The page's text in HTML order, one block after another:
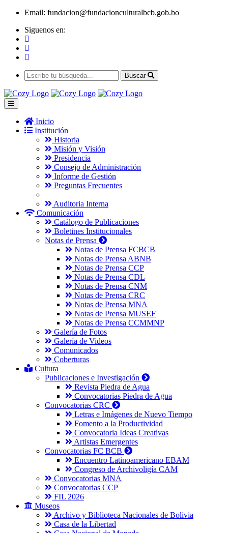
Email: fundacion@fundacionculturalbcb.gob.bo
Siguenos en:
Buscar
Inicio
Institución
Historia
Misión y Visión
Presidencia
Consejo de Administración
Informe de Gestión
Preguntas Frecuentes
Auditoria Interna
Comunicación
Catálogo de Publicaciones
Boletines Institucionales
Notas de Prensa
Notas de Prensa FCBCB
Notas de Prensa ABNB
Notas de Prensa CCP
Notas de Prensa CDL
Notas de Prensa CNM
Notas de Prensa CRC
Notas de Prensa MNA
Notas de Prensa MUSEF
Notas de Prensa CCMMNP
Galería de Fotos
Galería de Videos
Comunicados
Coberturas
Cultura
Publicaciones e Investigación
Revista Piedra de Agua
Convocatorias Piedra de Agua
Convocatorias CRC
Letras e Imágenes de Nuevo Tiempo
Fomento a la Productividad
Convocatoria Ideas Creativas
Artistas Emergentes
Convocatorias FC BCB
Encuentro Latinoamericano EBAM
Congreso de Archivoligía CAM
Convocatorias MNA
Convocatorias CCP
FIL 2026
Museos
Archivo y Biblioteca Nacionales de Bolivia
Casa de la Libertad